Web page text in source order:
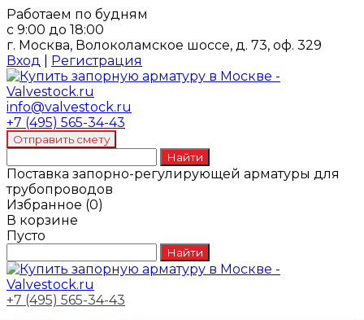
Работаем по будням
с 9:00 до 18:00
г. Москва, Волоколамское шоссе, д. 73, оф. 329
Вход
Регистрация
info@valvestock.ru
+7 (495) 565-34-43
Поставка запорно-регулирующей арматуры для
трубопроводов
Избранное (0)
В корзине
Пусто
+7 (495) 565-34-43